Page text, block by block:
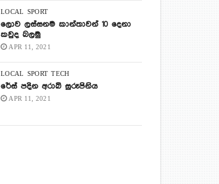
LOCAL SPORT
ලොව ලස්සනම කාන්තාවන් 10 දෙනා
කවුද බලමු
APR 11, 2021
LOCAL SPORT TECH
රේස් පදින අරාබි සුරූපිනිය
APR 11, 2021